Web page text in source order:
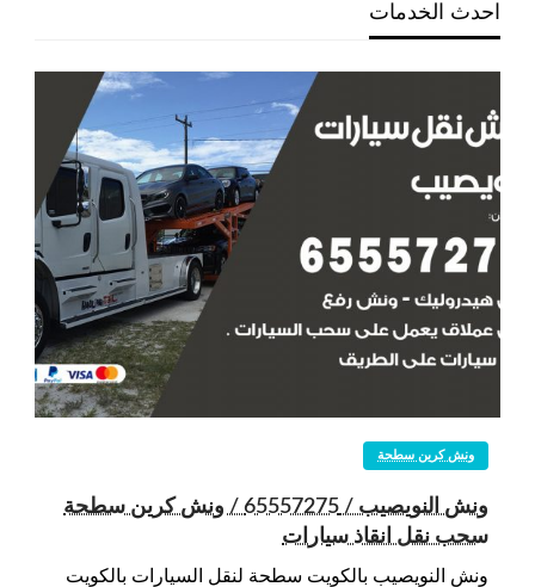
احدث الخدمات
ونش كرين سطحة
ونش النويصيب / 65557275 / ونش كرين سطحة
سحب نقل انقاذ سيارات
ونش النويصيب بالكويت سطحة لنقل السيارات بالكويت